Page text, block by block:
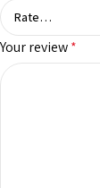
Your review*